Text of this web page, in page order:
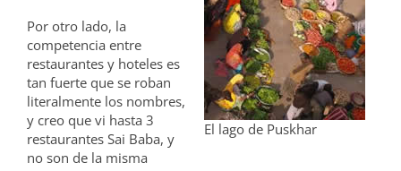
El lago de Puskhar
Por otro lado, la
competencia entre
restaurantes y hoteles es
tan fuerte que se roban
literalmente los nombres,
y creo que vi hasta 3
restaurantes Sai Baba, y
no son de la misma